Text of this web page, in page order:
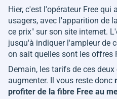
Hier, c'est l'opérateur Free qui
usagers, avec l'apparition de
ce prix" sur son site internet.
jusqu'à indiquer l'ampleur de
on sait quelles sont les offres
Demain, les tarifs de ces
augmenter. Il vous reste donc
profiter de la fibre Free au